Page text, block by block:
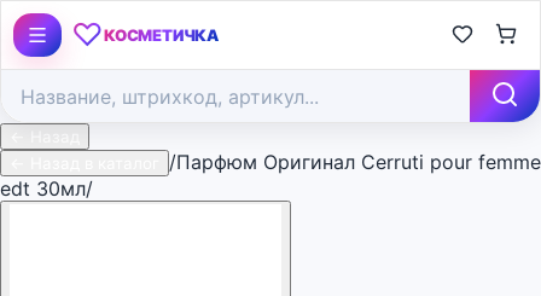
♡КОСМЕТИЧКА
/Парфюм Оригинал Cerruti pour femme
edt 30мл/